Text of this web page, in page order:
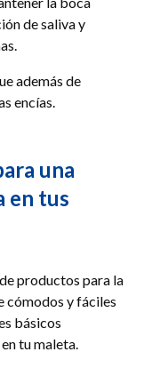
de saliva y
además de
encías.
una
en tus
productos para la
cómodos y fáciles
básicos
tu maleta.